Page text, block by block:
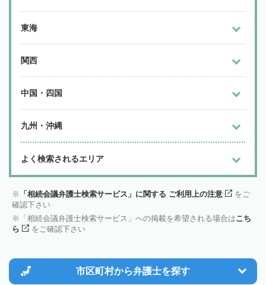
東海
関西
中国・四国
九州・沖縄
よく検索されるエリア
「相続会議弁護士検索サービス」に関する ご利用上の注意
をご
確認下さい
「相続会議弁護士検索サービス」への掲載を希望される場合はこち
ら
をご確認下さい
市区町村から弁護士を探す